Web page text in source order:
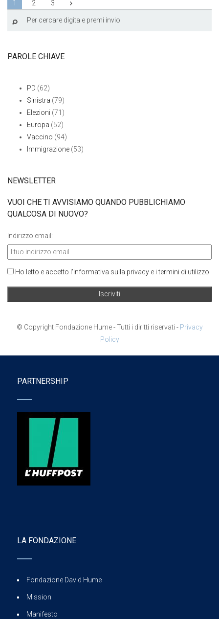
1 2 3
PAROLE CHIAVE
PD (62)
Sinistra (79)
Elezioni (71)
Europa (52)
Vaccino (94)
Immigrazione (53)
NEWSLETTER
VUOI CHE TI AVVISIAMO QUANDO PUBBLICHIAMO
QUALCOSA DI NUOVO?
Indirizzo email:
Ho letto e accetto l'informativa sulla privacy e i termini di utilizzo
© Copyright Fondazione Hume - Tutti i diritti riservati - Privacy
Policy
PARTNERSHIP
LA FONDAZIONE
Fondazione David Hume
Mission
Manifesto